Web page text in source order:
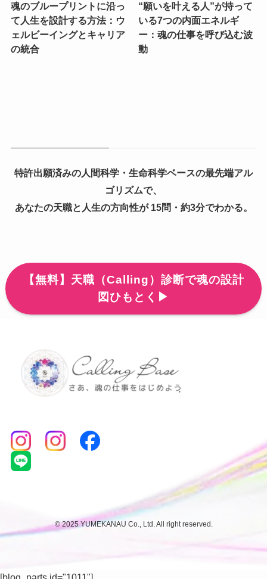
魂のブループリントに沿っ
て人生を設計する方法：ウ
ェルビーイングとキャリア
の統合
“願いを叶える人”が持って
いる7つの内面エネルギ
ー：魂の仕事を呼び込む波
動
特許出願済みの人間科学・生命科学ベースの最先端アル
ゴリズムで、
あなたの天職と人生の方向性が 15問・約3分でわかる。
【無料】天職（Calling）診断で魂の設計
図ひもとく▶
©2025 YUMEKANAU Co., Ltd. All right reserved.